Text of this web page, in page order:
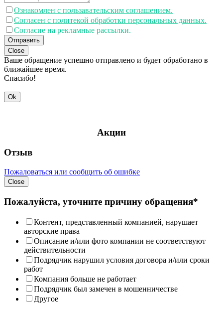
Ознакомлен с пользавательским соглашением.
Согласен с политекой обработки персональных данных.
Согласие на рекламные рассылки.
Отправить
Close
Ваше обращение успешно отправлено и будет обработано в
ближайшее время.
Спасибо!
Ok
Акции
Отзыв
Пожаловаться или сообщить об ошибке
Close
Пожалуйста, уточните причину обращения*
Контент, представленный компанией, нарушает
авторские права
Описание и/или фото компании не соответствуют
действительности
Подрядчик нарушил условия договора и/или сроки
работ
Компания больше не работает
Подрядчик был замечен в мошенничестве
Другое